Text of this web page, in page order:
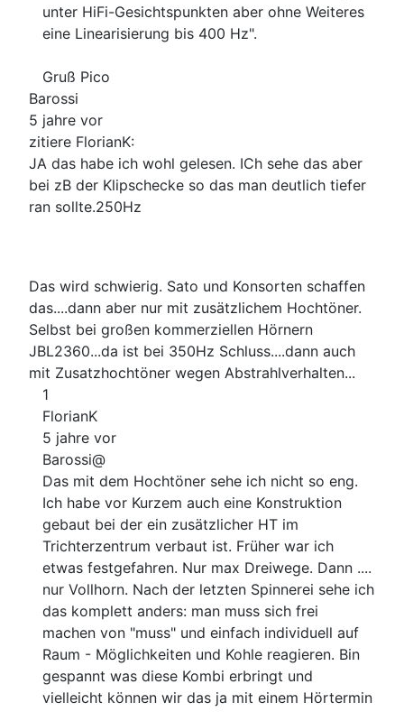
unter HiFi-Gesichtspunkten aber ohne Weiteres
eine Linearisierung bis 400 Hz".
Gruß Pico
Barossi
5 jahre vor
zitiere FlorianK:
JA das habe ich wohl gelesen. ICh sehe das aber
bei zB der Klipschecke so das man deutlich tiefer
ran sollte.250Hz
Das wird schwierig. Sato und Konsorten schaffen
das....dann aber nur mit zusätzlichem Hochtöner.
Selbst bei großen kommerziellen Hörnern
JBL2360...da ist bei 350Hz Schluss....dann auch
mit Zusatzhochtöner wegen Abstrahlverhalten...
1
FlorianK
5 jahre vor
Barossi@
Das mit dem Hochtöner sehe ich nicht so eng.
Ich habe vor Kurzem auch eine Konstruktion
gebaut bei der ein zusätzlicher HT im
Trichterzentrum verbaut ist. Früher war ich
etwas festgefahren. Nur max Dreiwege. Dann ....
nur Vollhorn. Nach der letzten Spinnerei sehe ich
das komplett anders: man muss sich frei
machen von "muss" und einfach individuell auf
Raum - Möglichkeiten und Kohle reagieren. Bin
gespannt was diese Kombi erbringt und
vielleicht können wir das ja mit einem Hörtermin